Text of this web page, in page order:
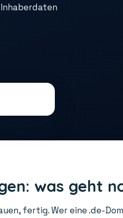
was geht
fertig. Wer eine .de-